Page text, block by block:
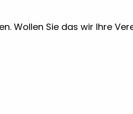
Wollen Sie das wir Ihre